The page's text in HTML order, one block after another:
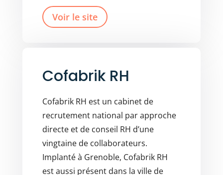
Voir le site
Cofabrik RH
Cofabrik RH est un cabinet de
recrutement national par approche
directe et de conseil RH d’une
vingtaine de collaborateurs.
Implanté à Grenoble, Cofabrik RH
est aussi présent dans la ville de